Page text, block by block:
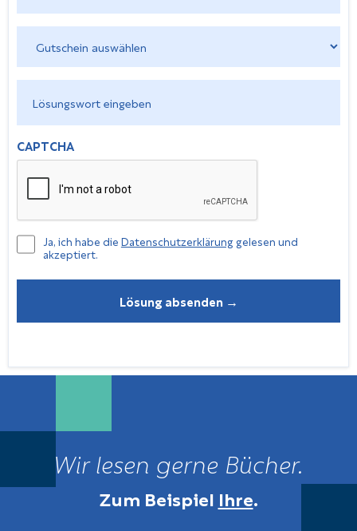
Gutschein
auswählen
*
Lösungswort
eingeben
CAPTCHA
Datenschutzerklärung
gelesen
Ja, ich habe dieDatenschutzerklärunggelesen und
akzeptiert.
Lösung absenden →
Wir lesen gerne Bücher.
Zum Beispiel Ihre.